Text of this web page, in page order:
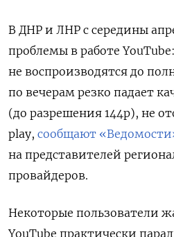
В ДНР и ЛНР с середины
проблемы в работе
не воспроизводятся до
по вечерам резко падает
(до разрешения 144p), не
play, сообщают
на представителей
провайдеров.
Некоторые пользователи
YouTube практически